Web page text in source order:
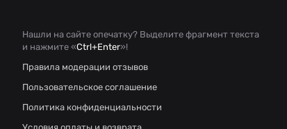
Нашли на сайте опечатку? Выделите фрагмент текста
и нажмите «Ctrl+Enter»!
Правила модерации отзывов
Пользовательское соглашение
Политика конфиденциальности